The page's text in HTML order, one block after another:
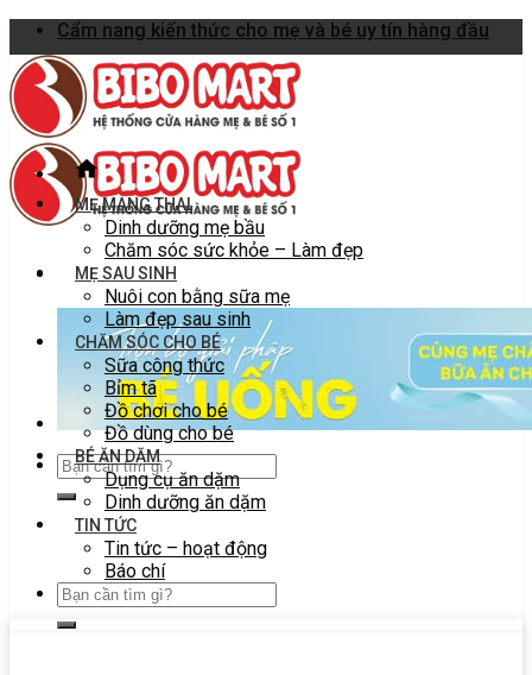
Skip
to
content
Cẩm nang kiến thức cho mẹ và bé uy tín hàng đầu
MẸ MANG THAI
Dinh dưỡng mẹ bầu
Chăm sóc sức khỏe – Làm đẹp
MẸ SAU SINH
Nuôi con bằng sữa mẹ
Làm đẹp sau sinh
CHĂM SÓC CHO BÉ
Sữa công thức
Bỉm tã
Đồ chơi cho bé
Đồ dùng cho bé
BÉ ĂN DẶM
Dụng cụ ăn dặm
Dinh dưỡng ăn dặm
TIN TỨC
Tin tức – hoạt động
Báo chí